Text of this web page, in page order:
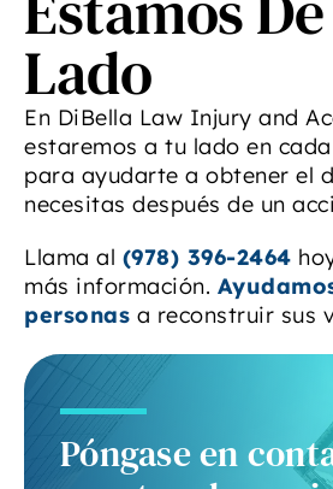
Lado
En DiBella Law Injury and
estaremos a tu lado en
para ayudarte a obtener el
necesitas después de un
Llama al (978) 396-2464
más información.
personas a reconstruir sus
Póngase en